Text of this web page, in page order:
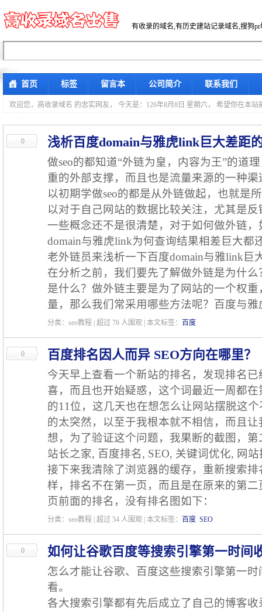
有收录的域名,有历史建站记录域名,搜狗
首页 标签 留言本 公司简介 联系我们
欢迎您，高收录域名 的忠实网友， 今天是：126年8月8日 星期六， 希望你在本
0 浅析百度domain与雅虎link巨大差距
做seo的都知道“外链为皇，内容为王”的道
重的外部支撑，而且也是流量来源的一种
以初期学做seo的都是从外链做起，也就是
以对于自己网站的数据比较关注，尤其是
一些概念还不是很清楚，对于如何做外链
domain与雅虎link为何查询结果相差巨大都
老外链员来浅析一下百度domain与雅link巨
在分析之前，我们要先了解做外链是为什
是什么？做外链主要是为了网站的一个权
量，那么我们常采用哪些方法呢？百度与
分类：seo教程 | 超过 76 人围观 | 本文标签： 百度
0 百度排名因人而异 SEO方向在哪里？
今天早上查看一个新站的排名，发现排名
喜，而且也开始疑惑，这个词最近一周都
的11位，这几天也在想怎么让网站摆脱这
的太突然，以至于我根本就不相信，而且
想，为了验证这个问题，我果断的截图，第
站长之家, 百度排名, SEO, 关键词优化, 网站
接下来我清除了浏览器的缓存，重新搜索
样，排名不在第一页，而且是在原来的第
页前面的排名，没有排名图如下：
分类：seo教程 | 超过 54 人围观 | 本文标签： 百度 SEO
0 如何让谷歌百度等搜索引擎第一时间
怎么才能让谷歌、百度这些搜索引擎第一
看。
各大搜索引擎都有先后成立了自己的博客